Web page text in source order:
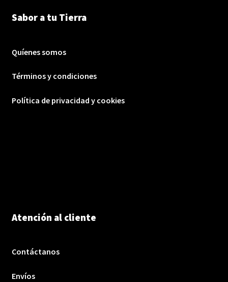
Sabor a tu Tierra
Quíenes somos
Términos y condiciones
Política de privacidad y cookies
Atención al cliente
Contáctanos
Envíos